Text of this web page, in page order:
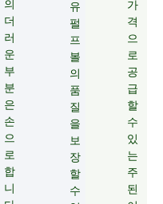
의
더
러
운
부
분
은
손
으
로
합
니
유
펄
프
볼
의
품
질
을
보
장
할
수
가
격
으
로
공
급
할
수
있
는
주
된